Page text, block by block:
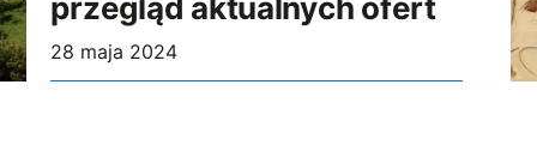
przegląd aktualnych ofert
28 maja 2024